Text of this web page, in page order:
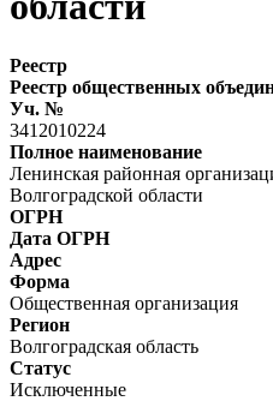
Реестр
Реестр общественных
Уч. №
3412010224
Полное наименование
Ленинская районная
Волгоградской области
ОГРН
Дата ОГРН
Адрес
Форма
Общественная организация
Регион
Волгоградская область
Статус
Исключенные